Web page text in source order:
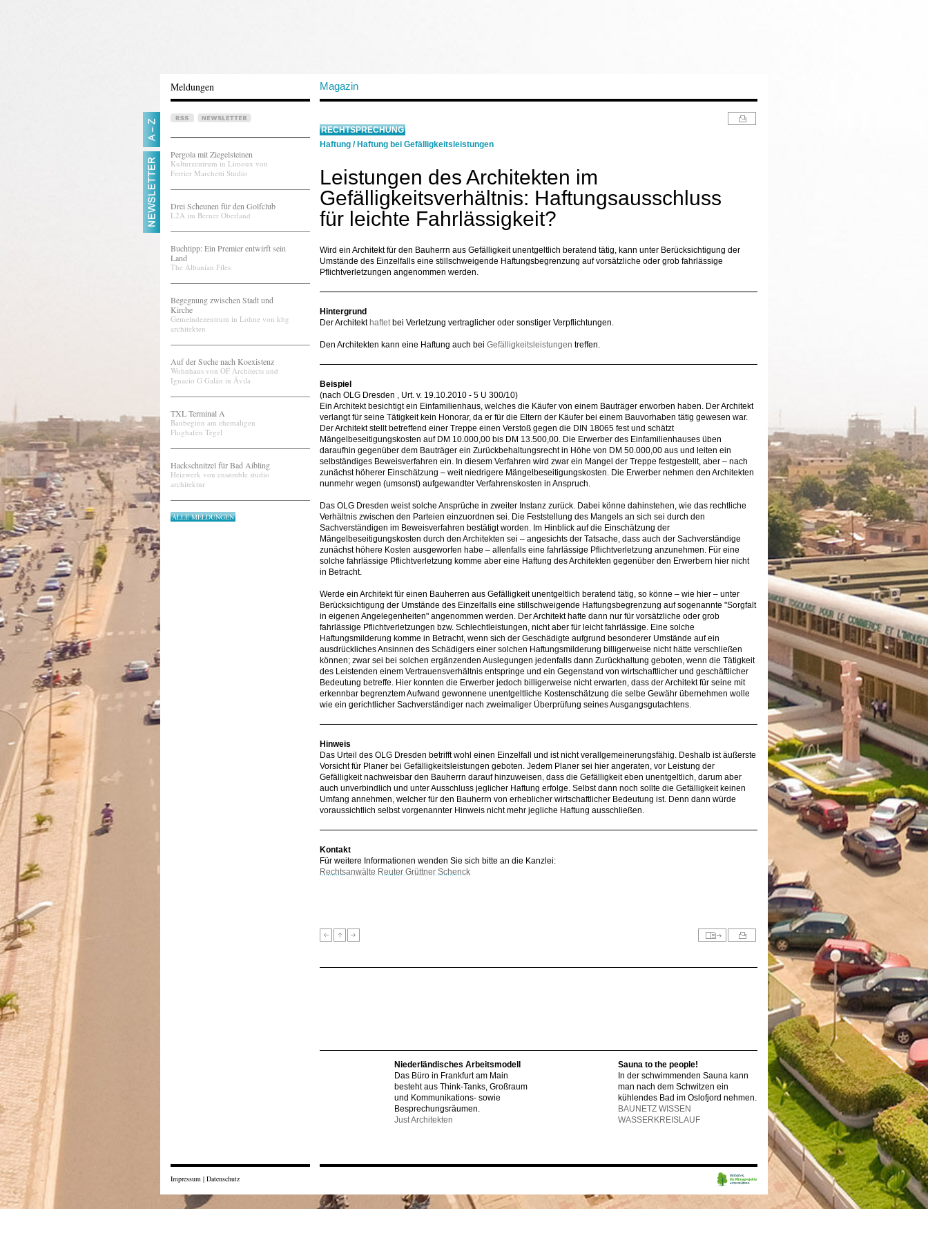
Meldungen Magazin
Pergola mit Ziegelsteinen
Kulturzentrum in Limoux von
Ferrier Marchetti Studio
Drei Scheunen für den Golfclub
L2A im Berner Oberland
Buchtipp: Ein Premier entwirft sein
Land
The Albanian Files
Begegnung zwischen Stadt und
Kirche
Gemeindezentrum in Lohne von kbg
architekten
Auf der Suche nach Koexistenz
Wohnhaus von OF Architects und
Ignacio G Galán in Ávila
TXL Terminal A
Baubeginn am ehemaligen
Flughafen Tegel
Hackschnitzel für Bad Aibling
Heizwerk von ensømble studio
architektur
ALLE MELDUNGEN
RECHTSPRECHUNG
Haftung / Haftung bei Gefälligkeitsleistungen
Leistungen des Architekten im
Gefälligkeitsverhältnis: Haftungsausschluss
für leichte Fahrlässigkeit?
Wird ein Architekt für den Bauherrn aus Gefälligkeit unentgeltlich beratend tätig, kann unter Berücksichtigung der
Umstände des Einzelfalls eine stillschweigende Haftungsbegrenzung auf vorsätzliche oder grob fahrlässige
Pflichtverletzungen angenommen werden.
Hintergrund
Der Architekt haftetbei Verletzung vertraglicher oder sonstiger Verpflichtungen.
Den Architekten kann eine Haftung auch bei Gefälligkeitsleistungen treffen.
Beispiel
(nach OLG Dresden , Urt. v. 19.10.2010 - 5 U 300/10)
Ein Architekt besichtigt ein Einfamilienhaus, welches die Käufer von einem Bauträger erworben haben. Der Architekt
verlangt für seine Tätigkeit kein Honorar, da er für die Eltern der Käufer bei einem Bauvorhaben tätig gewesen war.
Der Architekt stellt betreffend einer Treppe einen Verstoß gegen die DIN 18065 fest und schätzt
Mängelbeseitigungskosten auf DM 10.000,00 bis DM 13.500,00. Die Erwerber des Einfamilienhauses üben
daraufhin gegenüber dem Bauträger ein Zurückbehaltungsrecht in Höhe von DM 50.000,00 aus und leiten ein
selbständiges Beweisverfahren ein. In diesem Verfahren wird zwar ein Mangel der Treppe festgestellt, aber – nach
zunächst höherer Einschätzung – weit niedrigere Mängelbeseitigungskosten. Die Erwerber nehmen den Architekten
nunmehr wegen (umsonst) aufgewandter Verfahrenskosten in Anspruch.
Das OLG Dresden weist solche Ansprüche in zweiter Instanz zurück. Dabei könne dahinstehen, wie das rechtliche
Verhältnis zwischen den Parteien einzuordnen sei. Die Feststellung des Mangels an sich sei durch den
Sachverständigen im Beweisverfahren bestätigt worden. Im Hinblick auf die Einschätzung der
Mängelbeseitigungskosten durch den Architekten sei – angesichts der Tatsache, dass auch der Sachverständige
zunächst höhere Kosten ausgeworfen habe – allenfalls eine fahrlässige Pflichtverletzung anzunehmen. Für eine
solche fahrlässige Pflichtverletzung komme aber eine Haftung des Architekten gegenüber den Erwerbern hier nicht
in Betracht.
Werde ein Architekt für einen Bauherren aus Gefälligkeit unentgeltlich beratend tätig, so könne – wie hier – unter
Berücksichtigung der Umstände des Einzelfalls eine stillschweigende Haftungsbegrenzung auf sogenannte "Sorgfalt
in eigenen Angelegenheiten" angenommen werden. Der Architekt hafte dann nur für vorsätzliche oder grob
fahrlässige Pflichtverletzungen bzw. Schlechtleistungen, nicht aber für leicht fahrlässige. Eine solche
Haftungsmilderung komme in Betracht, wenn sich der Geschädigte aufgrund besonderer Umstände auf ein
ausdrückliches Ansinnen des Schädigers einer solchen Haftungsmilderung billigerweise nicht hätte verschließen
können; zwar sei bei solchen ergänzenden Auslegungen jedenfalls dann Zurückhaltung geboten, wenn die Tätigkeit
des Leistenden einem Vertrauensverhältnis entspringe und ein Gegenstand von wirtschaftlicher und geschäftlicher
Bedeutung betreffe. Hier konnten die Erwerber jedoch billigerweise nicht erwarten, dass der Architekt für seine mit
erkennbar begrenztem Aufwand gewonnene unentgeltliche Kostenschätzung die selbe Gewähr übernehmen wolle
wie ein gerichtlicher Sachverständiger nach zweimaliger Überprüfung seines Ausgangsgutachtens.
Hinweis
Das Urteil des OLG Dresden betrifft wohl einen Einzelfall und ist nicht verallgemeinerungsfähig. Deshalb ist äußerste
Vorsicht für Planer bei Gefälligkeitsleistungen geboten. Jedem Planer sei hier angeraten, vor Leistung der
Gefälligkeit nachweisbar den Bauherrn darauf hinzuweisen, dass die Gefälligkeit eben unentgeltlich, darum aber
auch unverbindlich und unter Ausschluss jeglicher Haftung erfolge. Selbst dann noch sollte die Gefälligkeit keinen
Umfang annehmen, welcher für den Bauherrn von erheblicher wirtschaftlicher Bedeutung ist. Denn dann würde
voraussichtlich selbst vorgenannter Hinweis nicht mehr jegliche Haftung ausschließen.
Kontakt
Für weitere Informationen wenden Sie sich bitte an die Kanzlei:
Rechtsanwälte Reuter Grüttner Schenck
Niederländisches Arbeitsmodell
Das Büro in Frankfurt am Main
besteht aus Think-Tanks, Großraum
und Kommunikations- sowie
Besprechungsräumen.
Just Architekten
Sauna to the people!
In der schwimmenden Sauna kann
man nach dem Schwitzen ein
kühlendes Bad im Oslofjord nehmen.
BAUNETZ WISSEN
WASSERKREISLAUF
Impressum | Datenschutz